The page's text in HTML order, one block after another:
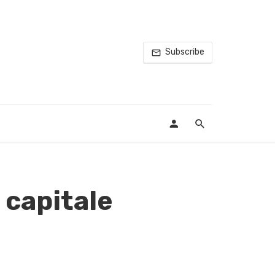
Subscribe
capitale